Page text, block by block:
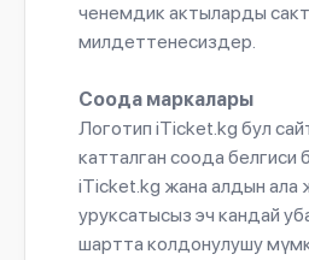
ченемдик актыларды
милдеттенесиздер.
Соода маркалары
Логотип iTicket.kg бул
катталган соода белгиси
iTicket.kg жана алдын ала
уруксатысыз эч кандай
шартта колдонулушу